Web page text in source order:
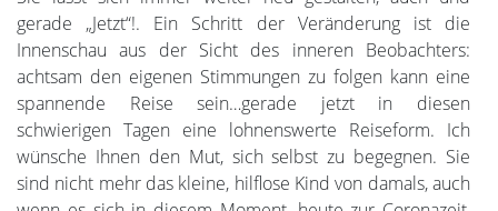
gerade „Jetzt“!. Ein Schritt der Veränderung ist die
Innenschau aus der Sicht des inneren Beobachters:
achtsam den eigenen Stimmungen zu folgen kann eine
spannende Reise sein…gerade jetzt in diesen
schwierigen Tagen eine lohnenswerte Reiseform. Ich
wünsche Ihnen den Mut, sich selbst zu begegnen. Sie
sind nicht mehr das kleine, hilflose Kind von damals, auch